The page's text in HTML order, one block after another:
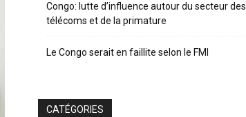
Congo: lutte d’influence autour du secteur des
télécoms et de la primature
Le Congo serait en faillite selon le FMI
CATÉGORIES